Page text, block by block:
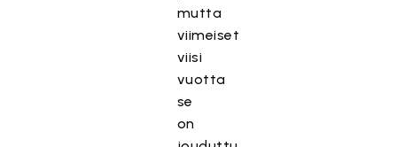
mutta
viimeiset
viisi
vuotta
se
on